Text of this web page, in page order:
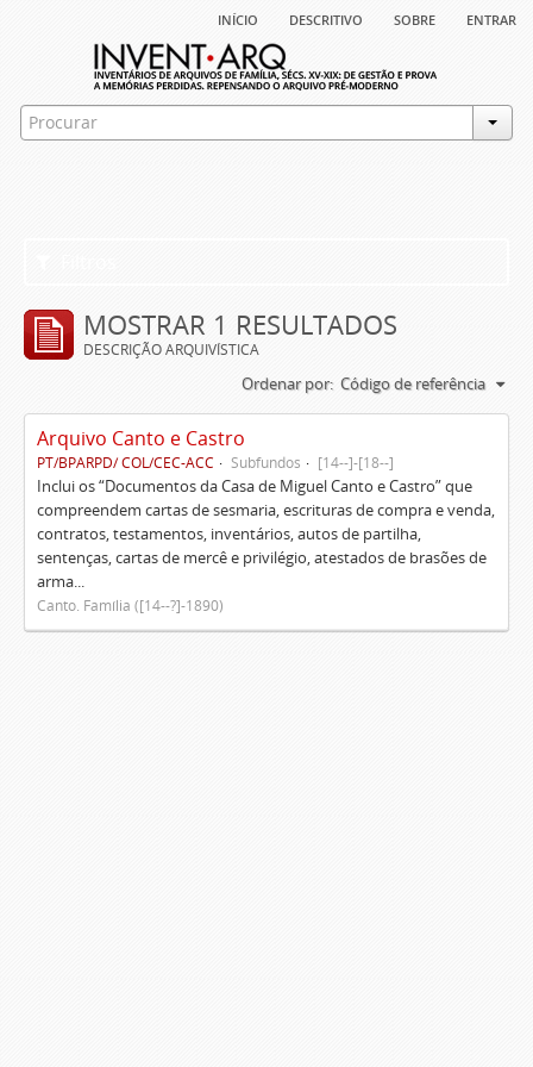
início descritivo sobre entrar
MOSTRAR 1 RESULTADOS
DESCRIÇÃO ARQUIVÍSTICA
Ordenar por: Código de referência
Arquivo Canto e Castro
PT/BPARPD/ COL/CEC-ACC Subfundos [14--]-[18--]
Inclui os “Documentos da Casa de Miguel Canto e Castro” que
compreendem cartas de sesmaria, escrituras de compra e venda,
contratos, testamentos, inventários, autos de partilha,
sentenças, cartas de mercê e privilégio, atestados de brasões de
arma...
Canto. Família ([14--?]-1890)